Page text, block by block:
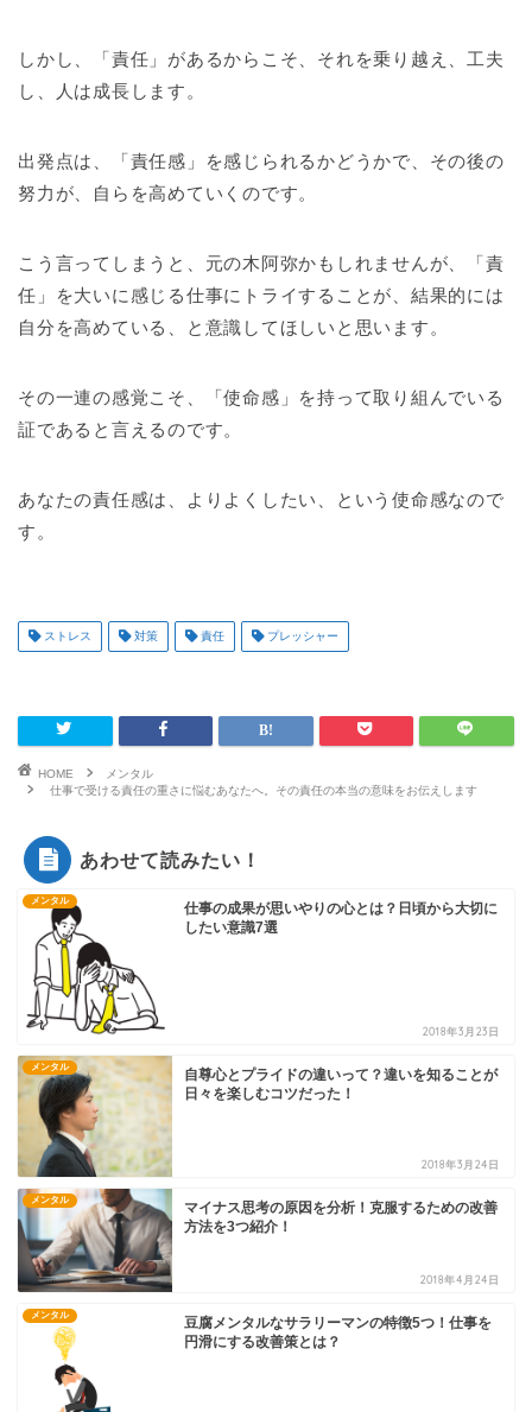
しかし、「責任」があるからこそ、それを乗り越え、工夫
し、人は成長します。
出発点は、「責任感」を感じられるかどうかで、その後の
努力が、自らを高めていくのです。
こう言ってしまうと、元の木阿弥かもしれませんが、「責
任」を大いに感じる仕事にトライすることが、結果的には
自分を高めている、と意識してほしいと思います。
その一連の感覚こそ、「使命感」を持って取り組んでいる
証であると言えるのです。
あなたの責任感は、よりよくしたい、という使命感なので
す。
ストレス 対策 責任 プレッシャー
HOME
メンタル
仕事で受ける責任の重さに悩むあなたへ。その責任の本当の意味をお伝えします
あわせて読みたい！
メンタル
仕事の成果が思いやりの心とは？日頃から大切に
したい意識7選
2018年3月23日
メンタル
自尊心とプライドの違いって？違いを知ることが
日々を楽しむコツだった！
2018年3月24日
メンタル
マイナス思考の原因を分析！克服するための改善
方法を3つ紹介！
2018年4月24日
メンタル
豆腐メンタルなサラリーマンの特徴5つ！仕事を
円滑にする改善策とは？